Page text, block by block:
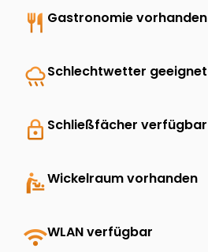
restaurant Gastronomie vorhanden
rainySchlechtwetter geeignet
lock Schließfächer verfügbar
baby_changing_stationWickelraum vorhanden
wifiWLAN verfügbar